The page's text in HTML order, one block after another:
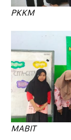
PKKM
MABIT